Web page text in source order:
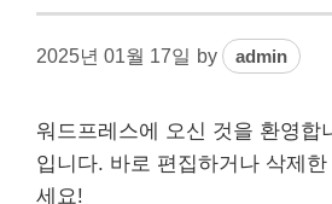
2025년 01월 17일 by admin
워드프레스에 오신 것을 환영합
입니다. 바로 편집하거나 삭제
세요!